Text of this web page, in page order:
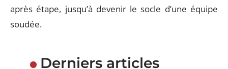
après étape, jusqu’à devenir le socle d’une équipe
soudée.
Derniers articles